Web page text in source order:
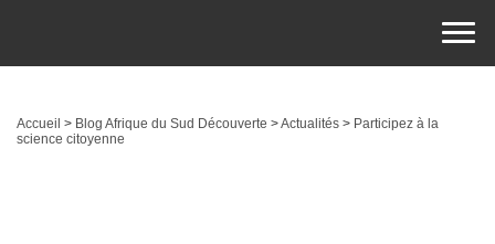
Accueil > Blog Afrique du Sud Découverte >Actualités > Participez à la
science citoyenne